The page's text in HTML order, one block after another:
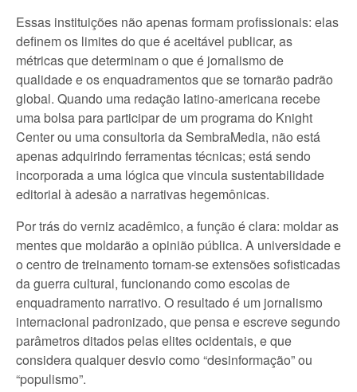
Essas instituições não apenas formam profissionais: elas
definem os limites do que é aceitável publicar, as
métricas que determinam o que é jornalismo de
qualidade e os enquadramentos que se tornarão padrão
global. Quando uma redação latino-americana recebe
uma bolsa para participar de um programa do Knight
Center ou uma consultoria da SembraMedia, não está
apenas adquirindo ferramentas técnicas; está sendo
incorporada a uma lógica que vincula sustentabilidade
editorial à adesão a narrativas hegemônicas.
Por trás do verniz acadêmico, a função é clara: moldar as
mentes que moldarão a opinião pública. A universidade e
o centro de treinamento tornam-se extensões sofisticadas
da guerra cultural, funcionando como escolas de
enquadramento narrativo. O resultado é um jornalismo
internacional padronizado, que pensa e escreve segundo
parâmetros ditados pelas elites ocidentais, e que
considera qualquer desvio como “desinformação” ou
“populismo”.